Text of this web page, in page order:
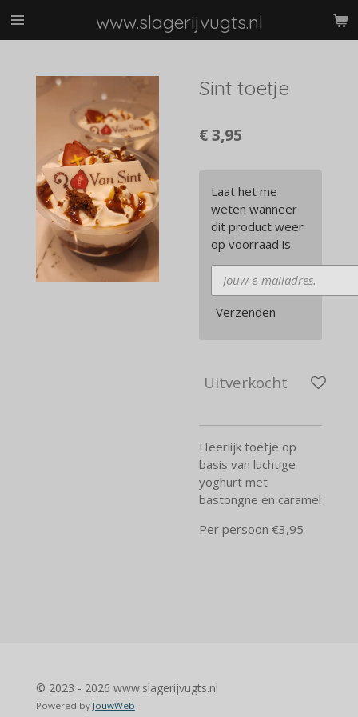
Ga
hoofdinhoud
www.slagerijvugts.nl
Sint toetje
€ 3,95
Laat het me
weten wanneer
dit product weer
op voorraad is.
Verzenden
Uitverkocht
Heerlijk toetje op
basis van luchtige
yoghurt met
bastongne en caramel
Per persoon €3,95
© 2023 - 2026 www.slagerijvugts.nl
Powered by JouwWeb